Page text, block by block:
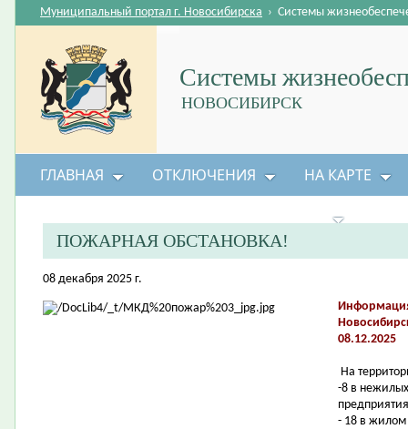
Системы
НОВОСИБИРСК
Муниципальный портал г. Новосибирска › Системы
ГЛАВНАЯ ОТКЛЮЧЕНИЯ НА КАРТЕ
ПОЖАРНАЯ ОБСТАНОВКА!
08 декабря 2025 г.
08.12.2025
На
-8 в
- 18 в жилом